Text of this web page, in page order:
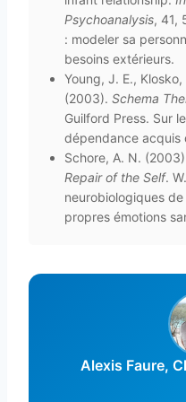
Psychoanalysis, 41,
: modeler sa
besoins extérieurs.
Young, J. E., Klosko,
(2003). Schema
Guilford Press. Sur
dépendance acquis
Schore, A. N.
Repair of the Self.
neurobiologiques
propres émotions
Alexis Faure,